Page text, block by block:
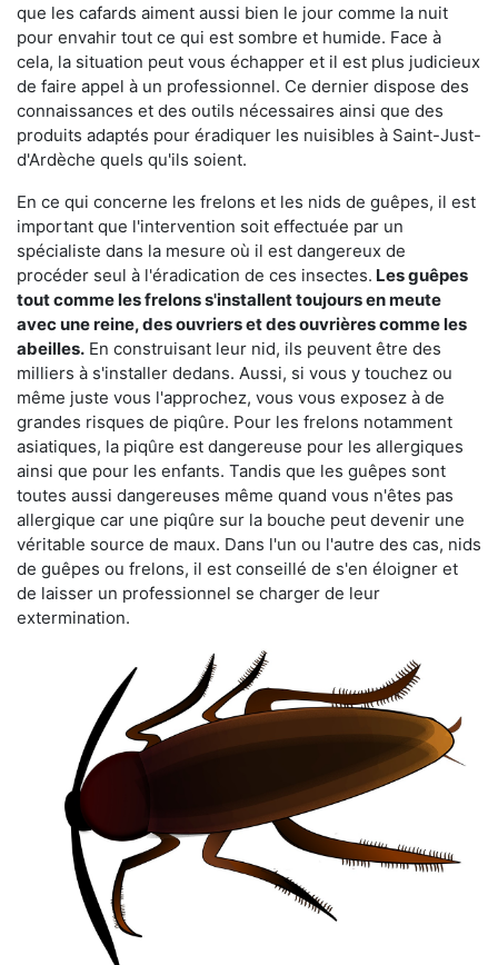
que les cafards aiment aussi bien le jour comme la nuit
pour envahir tout ce qui est sombre et humide. Face à
cela, la situation peut vous échapper et il est plus judicieux
de faire appel à un professionnel. Ce dernier dispose des
connaissances et des outils nécessaires ainsi que des
produits adaptés pour éradiquer les nuisibles à Saint-Just-
d'Ardèche quels qu'ils soient.
En ce qui concerne les frelons et les nids de guêpes, il est
important que l'intervention soit effectuée par un
spécialiste dans la mesure où il est dangereux de
procéder seul à l'éradication de ces insectes. Les guêpes
tout comme les frelons s'installent toujours en meute
avec une reine, des ouvriers et des ouvrières comme les
abeilles. En construisant leur nid, ils peuvent être des
milliers à s'installer dedans. Aussi, si vous y touchez ou
même juste vous l'approchez, vous vous exposez à de
grandes risques de piqûre. Pour les frelons notamment
asiatiques, la piqûre est dangereuse pour les allergiques
ainsi que pour les enfants. Tandis que les guêpes sont
toutes aussi dangereuses même quand vous n'êtes pas
allergique car une piqûre sur la bouche peut devenir une
véritable source de maux. Dans l'un ou l'autre des cas, nids
de guêpes ou frelons, il est conseillé de s'en éloigner et
de laisser un professionnel se charger de leur
extermination.